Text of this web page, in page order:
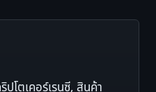
โตเคอร์เรนซี, สินค้า